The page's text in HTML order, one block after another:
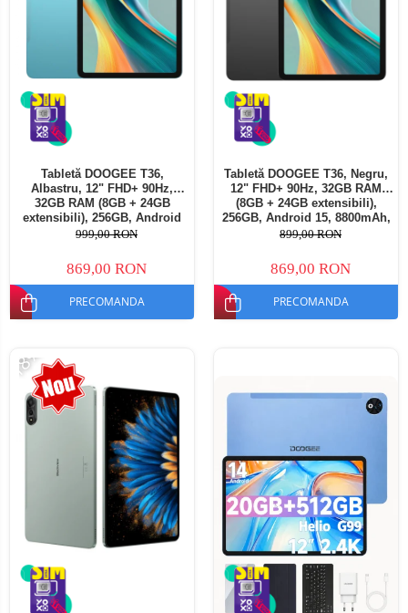
Tabletă DOOGEE T36,
Albastru, 12" FHD+ 90Hz,
32GB RAM (8GB + 24GB
extensibili), 256GB, Android
15, 8800mAh, Dual SIM
999,00 RON
869,00 RON
PRECOMANDA
Tabletă DOOGEE T36, Negru,
12" FHD+ 90Hz, 32GB RAM
(8GB + 24GB extensibili),
256GB, Android 15, 8800mAh,
Dual SIM
899,00 RON
869,00 RON
PRECOMANDA
-18%